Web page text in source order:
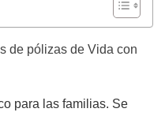
de pólizas de Vida con
para las familias. Se